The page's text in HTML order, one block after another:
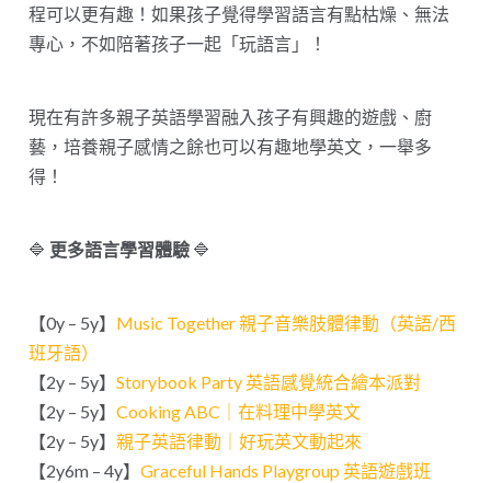
程可以更有趣！如果孩子覺得學習語言有點枯燥、無法
專心，不如陪著孩子一起「玩語言」！
現在有許多親子英語學習融入孩子有興趣的遊戲、廚
藝，培養親子感情之餘也可以有趣地學英文，一舉多
得！
🔷 更多語言學習體驗 🔷
【0y – 5y】 Music Together 親子音樂肢體律動（英語/西
班牙語）
【2y – 5y】Storybook Party 英語感覺統合繪本派對
【2y – 5y】Cooking ABC｜在料理中學英文
【2y – 5y】親子英語律動｜好玩英文動起來
【2y6m – 4y】Graceful Hands Playgroup 英語遊戲班